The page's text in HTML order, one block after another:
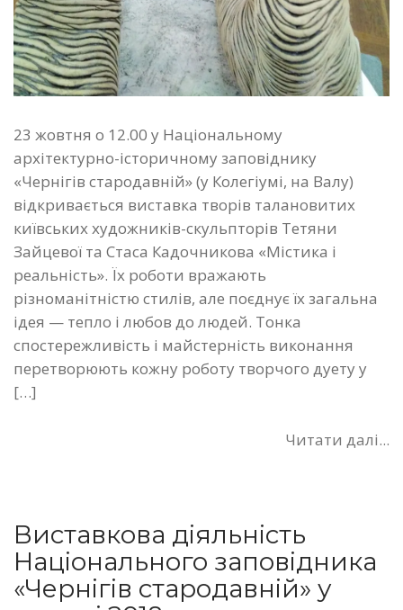
23 жовтня о 12.00 у Національному
архітектурно-історичному заповіднику
«Чернігів стародавній» (у Колегіумі, на Валу)
відкривається виставка творів талановитих
київських художників-скульпторів Тетяни
Зайцевої та Стаса Кадочникова «Містика і
реальність». Їх роботи вражають
різноманітністю стилів, але поєднує їх загальна
ідея — тепло і любов до людей. Тонка
спостережливість і майстерність виконання
перетворюють кожну роботу творчого дуету у
[…]
Читати далі...
Виставкова діяльність
Національного заповідника
«Чернігів стародавній» у